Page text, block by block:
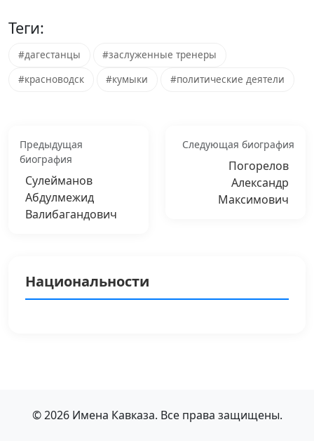
Теги:
#дагестанцы
#заслуженные тренеры
#красноводск
#кумыки #политические деятели
Предыдущая
биография
Сулейманов
Абдулмежид
Валибагандович
Следующая биография
Погорелов
Александр
Максимович
Национальности
© 2026 Имена Кавказа. Все права защищены.